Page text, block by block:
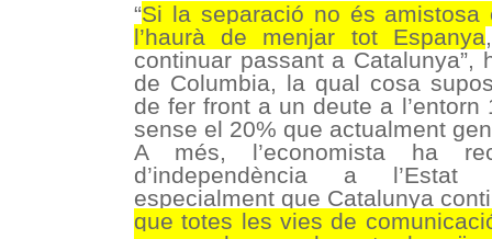
“Si la separació no és
l’haurà de menjar tot Espanya
continuar passant a Catalunya”,
de Columbia, la qual cosa
de fer front a un deute a
sense el 20% que actualment
A més, l’economista ha
d’independència a l’Estat
especialment que Catalunya
que totes les vies de